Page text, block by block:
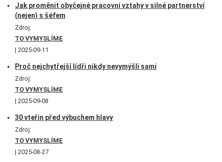
Jak proměnit obyčejné pracovní vztahy v silné partnerství
(nejen) s šéfem
Zdroj:
TO VYMYSLÍME
2025-09-11
Proč nejchytřejší lídři nikdy nevymýšlí sami
Zdroj:
TO VYMYSLÍME
2025-09-08
30 vteřin před výbuchem hlavy
Zdroj:
TO VYMYSLÍME
2025-08-27